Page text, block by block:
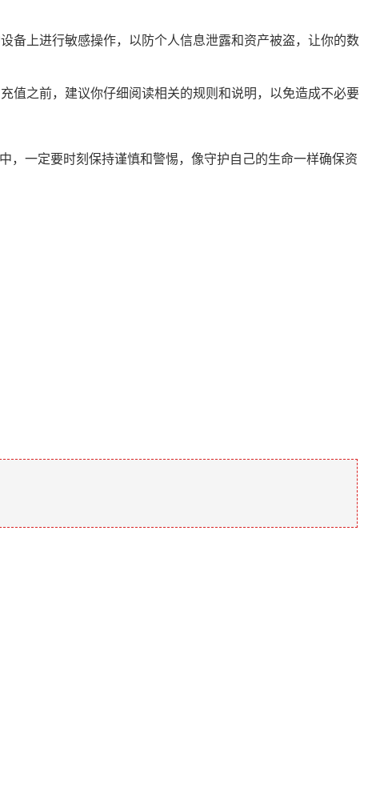
备上进行敏感操作，以防个人信息泄露和资产被盗，让你的数
值之前，建议你仔细阅读相关的规则和说明，以免造成不必要
，一定要时刻保持谨慎和警惕，像守护自己的生命一样确保资